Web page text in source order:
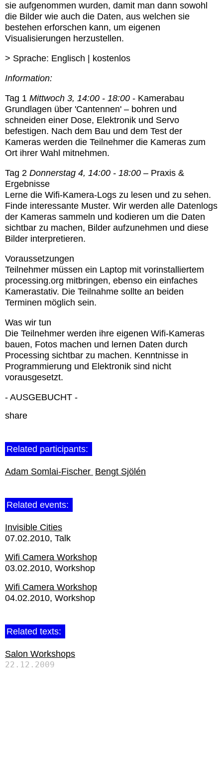
sie aufgenommen wurden, damit man dann sowohl
die Bilder wie auch die Daten, aus welchen sie
bestehen erforschen kann, um eigenen
Visualisierungen herzustellen.
> Sprache: Englisch | kostenlos
Information:
Tag 1 Mittwoch 3, 14:00 - 18:00 - Kamerabau
Grundlagen über 'Cantennen' – bohren und
schneiden einer Dose, Elektronik und Servo
befestigen. Nach dem Bau und dem Test der
Kameras werden die Teilnehmer die Kameras zum
Ort ihrer Wahl mitnehmen.
Tag 2 Donnerstag 4, 14:00 - 18:00 – Praxis &
Ergebnisse
Lerne die Wifi-Kamera-Logs zu lesen und zu sehen.
Finde interessante Muster. Wir werden alle Datenlogs
der Kameras sammeln und kodieren um die Daten
sichtbar zu machen, Bilder aufzunehmen und diese
Bilder interpretieren.
Voraussetzungen
Teilnehmer müssen ein Laptop mit vorinstalliertem
processing.org mitbringen, ebenso ein einfaches
Kamerastativ. Die Teilnahme sollte an beiden
Terminen möglich sein.
Was wir tun
Die Teilnehmer werden ihre eigenen Wifi-Kameras
bauen, Fotos machen und lernen Daten durch
Processing sichtbar zu machen. Kenntnisse in
Programmierung und Elektronik sind nicht
vorausgesetzt.
- AUSGEBUCHT -
share
Related participants:
Adam Somlai-Fischer Bengt Sjölén
Related events:
Invisible Cities
07.02.2010 Talk
Wifi Camera Workshop
03.02.2010 Workshop
Wifi Camera Workshop
04.02.2010 Workshop
Related texts:
Salon Workshops
22.12.2009